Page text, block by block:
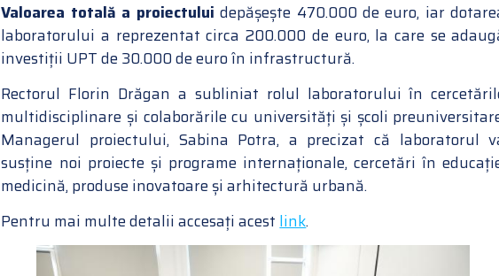
Valoarea totală a proiectului depășește 470.000 de euro, iar
laboratorului a reprezentat circa 200.000 de euro, la care se
investiții UPT de 30.000 de euro în infrastructură.
Rectorul Florin Drăgan a subliniat rolul laboratorului în
multidisciplinare și colaborările cu universități și școli
Managerul proiectului, Sabina Potra, a precizat că laboratorul
susține noi proiecte și programe internaționale, cercetări în
medicină, produse inovatoare și arhitectură urbană.
Pentru mai multe detalii accesați acestlink.